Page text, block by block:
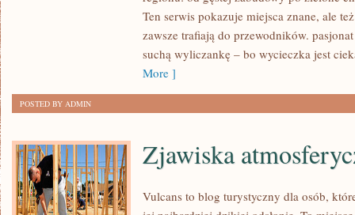
Ten serwis pokazuje miejsca znane, ale
zawsze trafiają do przewodników.
suchą wyliczankę – bo wycieczka jest
More ]
POSTED BY ADMIN
Zjawiska
Vulcans to blog turystyczny dla osób,